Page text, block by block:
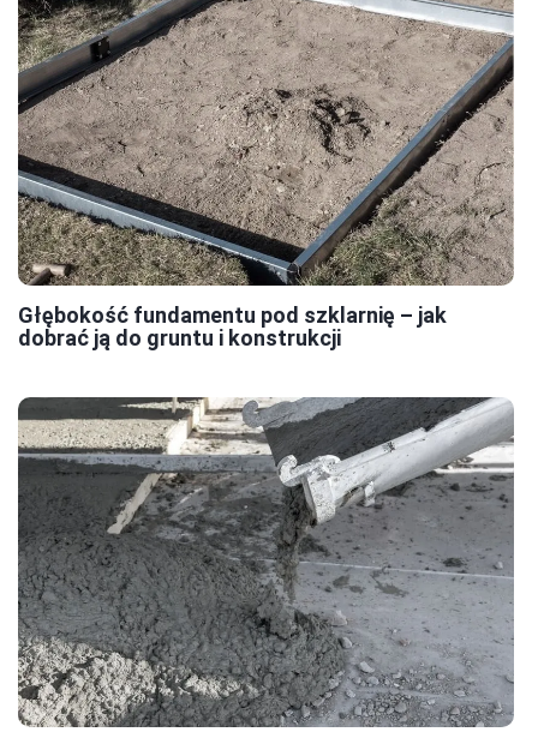
Głębokość fundamentu pod szklarnię – jak
dobrać ją do gruntu i konstrukcji